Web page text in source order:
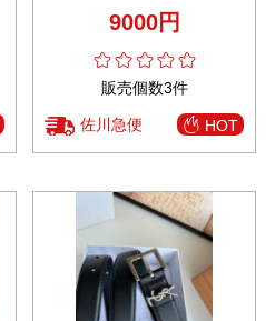
9000円
販売個数3件
佐川急便 HOT